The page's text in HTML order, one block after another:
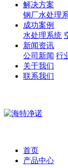
解决方案
钢厂水处理
成功案例
水处理系统
新闻资讯
公司新闻 行
关于我们
联系我们
首页
产品中心